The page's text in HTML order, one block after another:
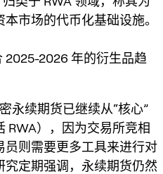
市场的代币化基础设施。
2025-2026 年的衍生品趋
永续期货已继续从“核心”
RWA），因为交易所竞相
则需要更多工具来进行对
定期强调，永续期货仍然